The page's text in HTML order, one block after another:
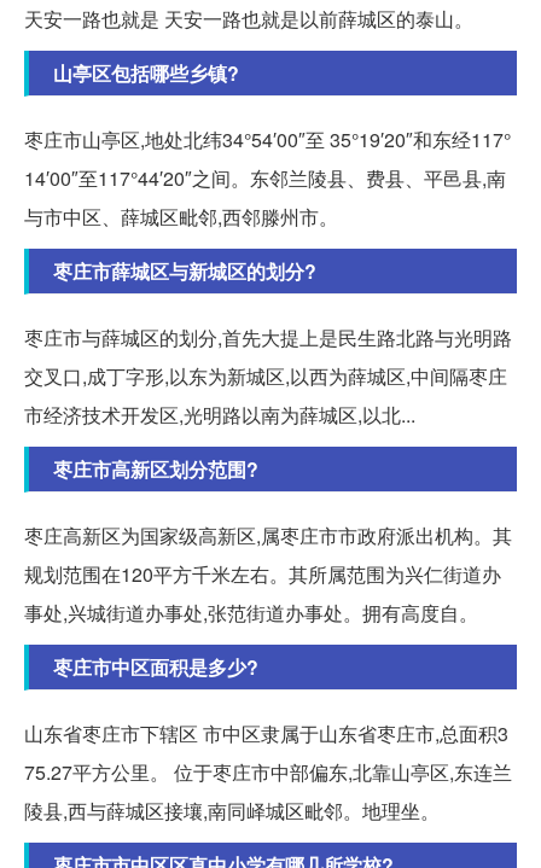
天安一路也就是 天安一路也就是以前薛城区的泰山。
山亭区包括哪些乡镇?
枣庄市山亭区,地处北纬34°54′00″至 35°19′20″和东经117°
14′00″至117°44′20″之间。东邻兰陵县、费县、平邑县,南
与市中区、薛城区毗邻,西邻滕州市。
枣庄市薛城区与新城区的划分?
枣庄市与薛城区的划分,首先大提上是民生路北路与光明路
交叉口,成丁字形,以东为新城区,以西为薛城区,中间隔枣庄
市经济技术开发区,光明路以南为薛城区,以北...
枣庄市高新区划分范围?
枣庄高新区为国家级高新区,属枣庄市市政府派出机构。其
规划范围在120平方千米左右。其所属范围为兴仁街道办
事处,兴城街道办事处,张范街道办事处。拥有高度自。
枣庄市中区面积是多少?
山东省枣庄市下辖区 市中区隶属于山东省枣庄市,总面积3
75.27平方公里。 位于枣庄市中部偏东,北靠山亭区,东连兰
陵县,西与薛城区接壤,南同峄城区毗邻。地理坐。